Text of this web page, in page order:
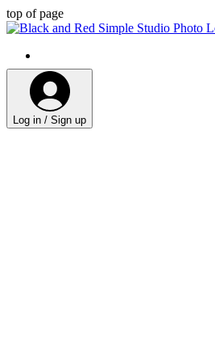
top of page
Log in / Sign up